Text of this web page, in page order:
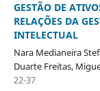
GESTÃO DE
RELAÇÕES DA
INTELECTUAL
Nara Medianeira
Duarte Freitas,
22-37